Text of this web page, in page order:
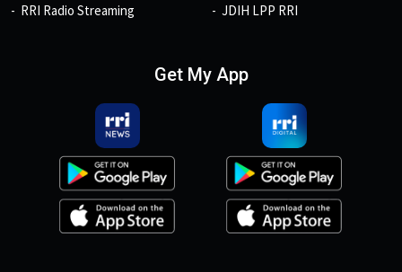
RRI Radio Streaming
JDIH LPP RRI
Get My App